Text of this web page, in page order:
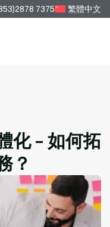
7375 繁體中文
化 – 如何拓
？